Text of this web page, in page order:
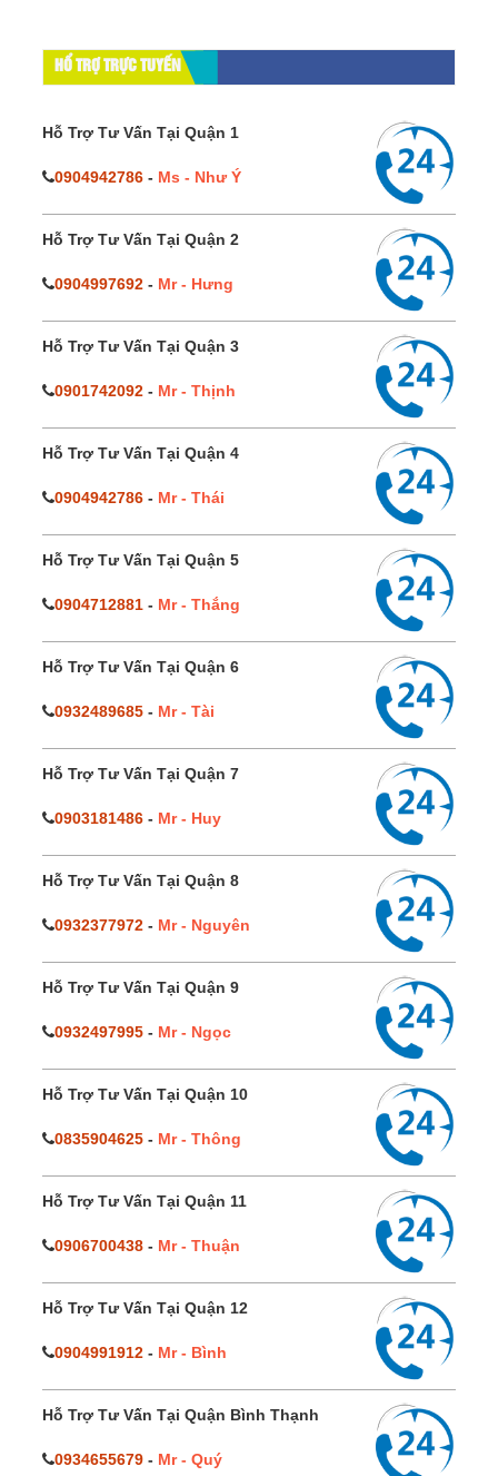
HỔ TRỢ TRỰC TUYẾN
Hỗ Trợ Tư Vấn Tại Quận 1
0904942786 - Ms - Như Ý
Hỗ Trợ Tư Vấn Tại Quận 2
0904997692 - Mr - Hưng
Hỗ Trợ Tư Vấn Tại Quận 3
0901742092 - Mr - Thịnh
Hỗ Trợ Tư Vấn Tại Quận 4
0904942786 - Mr - Thái
Hỗ Trợ Tư Vấn Tại Quận 5
0904712881 - Mr - Thắng
Hỗ Trợ Tư Vấn Tại Quận 6
0932489685 - Mr - Tài
Hỗ Trợ Tư Vấn Tại Quận 7
0903181486 - Mr - Huy
Hỗ Trợ Tư Vấn Tại Quận 8
0932377972 - Mr - Nguyên
Hỗ Trợ Tư Vấn Tại Quận 9
0932497995 - Mr - Ngọc
Hỗ Trợ Tư Vấn Tại Quận 10
0835904625 - Mr - Thông
Hỗ Trợ Tư Vấn Tại Quận 11
0906700438 - Mr - Thuận
Hỗ Trợ Tư Vấn Tại Quận 12
0904991912 - Mr - Bình
Hỗ Trợ Tư Vấn Tại Quận Bình Thạnh
0934655679 - Mr - Quý